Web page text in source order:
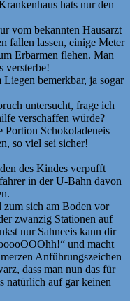
hats nur den
vom bekannten Hausarzt
fallen lassen, einige Meter
Erbarmen flehen. Man
versterbe!
bemerkbar, ja sogar
untersucht, frage ich
verschaffen würde?
Portion Schokoladeneis
so viel sei sicher!
des Kindes verpufft
in der U-Bahn davon
zum sich am Boden vor
zwanzig Stationen auf
nur Sahneeis kann dir
und macht
Anführungszeichen
dass man nun das für
natürlich auf gar keinen